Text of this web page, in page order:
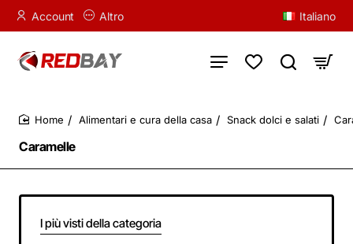
Account Altro Italiano
Caramelle
Alimentari e cura della casa Snack dolci e salati
I più visti della categoria